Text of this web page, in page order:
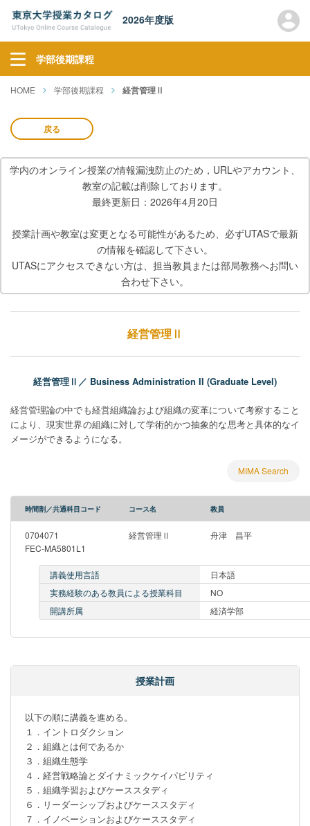
2026年度版
学部後期課程
HOME 学部後期課程 経営管理Ⅱ
戻る
学内のオンライン授業の情報漏洩防止のため，URLやアカウント、
教室の記載は削除しております。
最終更新日：2026年4月20日
授業計画や教室は変更となる可能性があるため、必ずUTASで最新
の情報を確認して下さい。
UTASにアクセスできない方は、担当教員または部局教務へお問い
合わせ下さい。
経営管理Ⅱ
経営管理Ⅱ／ Business Administration II (Graduate Level)
経営管理論の中でも経営組織論および組織の変革について考察すること
により、現実世界の組織に対して学術的かつ抽象的な思考と具体的なイ
メージができるようになる。
MIMA Search
時間割／共通科目コード コース名 教員
0704071
FEC-MA5801L1
経営管理Ⅱ 舟津 昌平
講義使用言語
日本語
実務経験のある教員による授業科目
NO
開講所属
経済学部
授業計画
以下の順に講義を進める。
１．イントロダクション
２．組織とは何であるか
３．組織生態学
４．経営戦略論とダイナミックケイパビリティ
５．組織学習およびケーススタディ
６．リーダーシップおよびケーススタディ
７．イノベーションおよびケーススタディ